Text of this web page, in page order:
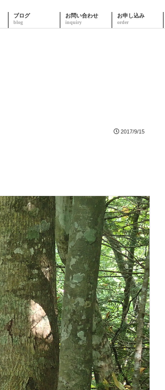
ブログ お問い合わせ お申し込み
2017/9/15